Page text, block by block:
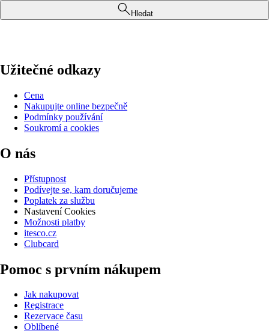
Hledat
Užitečné odkazy
Cena
Nakupujte online bezpečně
Podmínky používání
Soukromí a cookies
O nás
Přístupnost
Podívejte se, kam doručujeme
Poplatek za službu
Nastavení Cookies
Možnosti platby
itesco.cz
Clubcard
Pomoc s prvním nákupem
Jak nakupovat
Registrace
Rezervace času
Oblíbené